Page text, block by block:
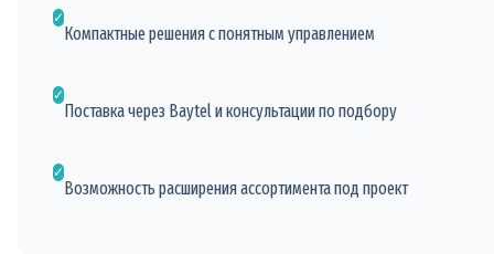
✓
Компактные решения с понятным управлением
✓
Поставка через Baytel и консультации по подбору
✓
Возможность расширения ассортимента под проект